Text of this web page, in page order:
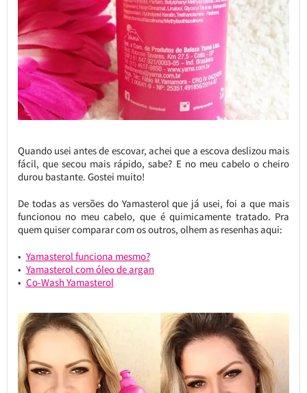
Quando usei antes de escovar, achei que a escova deslizou mais
fácil, que secou mais rápido, sabe? E no meu cabelo o cheiro
durou bastante. Gostei muito!
De todas as versões do Yamasterol que já usei, foi a que mais
funcionou no meu cabelo, que é quimicamente tratado. Pra
quem quiser comparar com os outros, olhem as resenhas aqui:
Yamasterol funciona mesmo?
Yamasterol com óleo de argan
Co-Wash Yamasterol